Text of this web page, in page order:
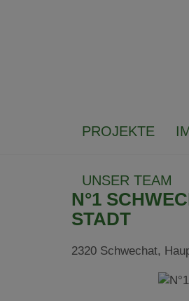
PROJEKTE
UNSER TEAM
N°1
STADT
2320 Schwechat,